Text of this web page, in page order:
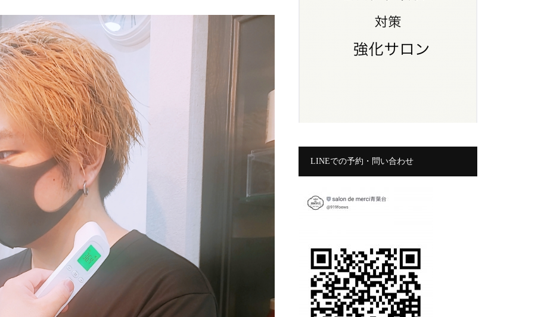
LINEでの予約・問い合わせ